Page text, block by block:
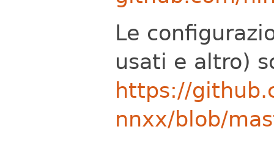
Le
usati e altro)
https://
nnxx/blob/